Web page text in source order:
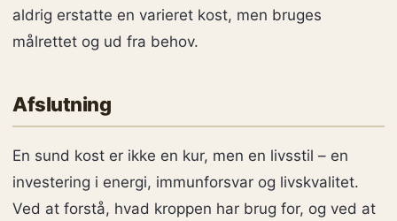
aldrig erstatte en varieret kost, men bruges
målrettet og ud fra behov.
Afslutning
En sund kost er ikke en kur, men en livsstil – en
investering i energi, immunforsvar og livskvalitet.
Ved at forstå, hvad kroppen har brug for, og ved at